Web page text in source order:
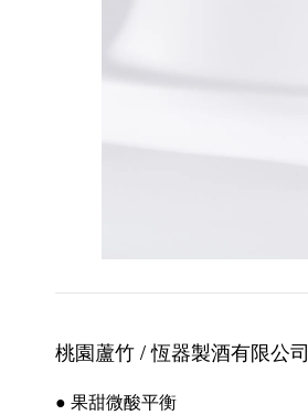
桃園蘆竹 / 恆器製酒有限公司
● 果甜微酸平衡